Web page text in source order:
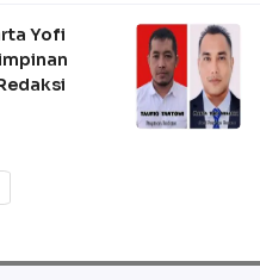
Yofi